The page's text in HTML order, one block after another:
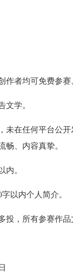
作者均可免费参赛
文学。
未在任何平台公
畅、内容真挚。
内。
以内个人简介。
投，所有参赛作品